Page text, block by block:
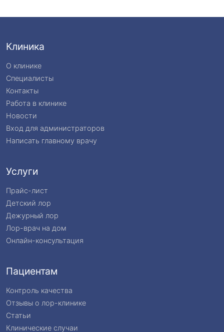
Клиника
О клинике
Специалисты
Контакты
Работа в клинике
Новости
Вход для администраторов
Написать главному врачу
Услуги
Прайс-лист
Детский лор
Дежурный лор
Лор-врач на дом
Онлайн-консультация
Пациентам
Контроль качества
Отзывы о лор-клинике
Статьи
Клинические случаи